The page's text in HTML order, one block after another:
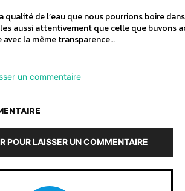
qualité de l’eau que nous pourrions boire
aussi attentivement que celle que buvons
avec la même transparence…
un commentaire
POUR LAISSER UN COMMENTAIRE